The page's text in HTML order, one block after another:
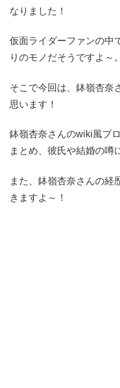
なりました！
仮面ライダーファンの中
りのモノだそうですよ～。
そこで今回は、鉢嶺杏奈
思います！
鉢嶺杏奈さんのwiki風プ
まとめ、彼氏や結婚の噂
また、鉢嶺杏奈さんの経
きますよ～！